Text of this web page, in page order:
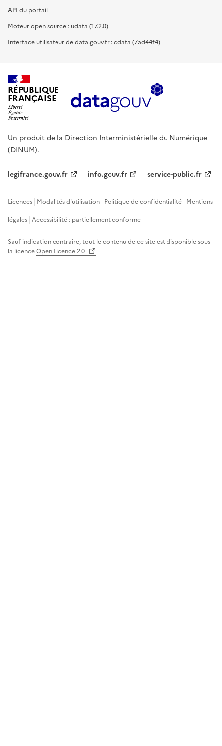
API du portail
Moteur open source : udata (17.2.0)
Interface utilisateur de data.gouv.fr : cdata (7ad44f4)
RÉPUBLIQUE
FRANÇAISE
Un produit de la Direction Interministérielle du Numérique
(DINUM).
legifrance.gouv.fr info.gouv.fr service-public.fr
Licences Modalités d'utilisation Politique de confidentialité Mentions
légales Accessibilité : partiellement conforme
Sauf indication contraire, tout le contenu de ce site est disponible sous
la licenceOpen Licence 2.0